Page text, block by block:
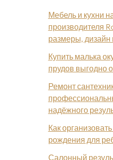
Мебель и кухни
производителя
размеры, дизайн
Купить малька
прудов выгодно
Ремонт
надёжного
Как
рождения для
Салонный